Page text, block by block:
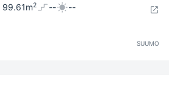
99.61m2 -- --
SUUMO